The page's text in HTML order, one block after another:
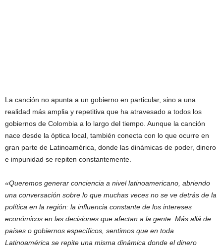
La canción no apunta a un gobierno en particular, sino a una
realidad más amplia y repetitiva que ha atravesado a todos los
gobiernos de Colombia a lo largo del tiempo. Aunque la canción
nace desde la óptica local, también conecta con lo que ocurre en
gran parte de Latinoamérica, donde las dinámicas de poder, dinero
e impunidad se repiten constantemente.
«Queremos generar conciencia a nivel latinoamericano, abriendo
una conversación sobre lo que muchas veces no se ve detrás de la
política en la región: la influencia constante de los intereses
económicos en las decisiones que afectan a la gente. Más allá de
países o gobiernos específicos, sentimos que en toda
Latinoamérica se repite una misma dinámica donde el dinero